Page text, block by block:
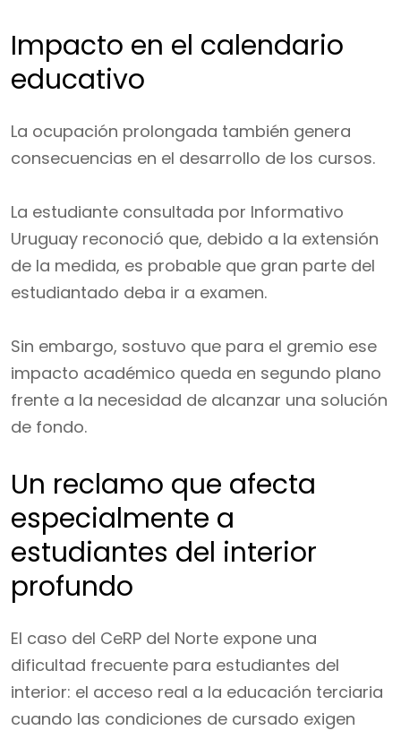
Impacto en el calendario
educativo
La ocupación prolongada también genera
consecuencias en el desarrollo de los cursos.
La estudiante consultada por Informativo
Uruguay reconoció que, debido a la extensión
de la medida, es probable que gran parte del
estudiantado deba ir a examen.
Sin embargo, sostuvo que para el gremio ese
impacto académico queda en segundo plano
frente a la necesidad de alcanzar una solución
de fondo.
Un reclamo que afecta
especialmente a
estudiantes del interior
profundo
El caso del CeRP del Norte expone una
dificultad frecuente para estudiantes del
interior: el acceso real a la educación terciaria
cuando las condiciones de cursado exigen